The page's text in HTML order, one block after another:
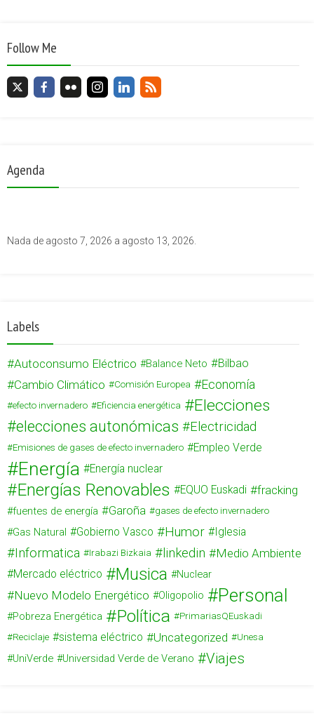
Follow Me
Agenda
Nada de agosto 7, 2026 a agosto 13, 2026.
Labels
Autoconsumo Eléctrico Balance Neto Bilbao
Cambio Climático Comisión Europea Economía
efecto invernadero Eficiencia energética Elecciones
elecciones autonómicas Electricidad
Emisiones de gases de efecto invernadero Empleo Verde
Energía Energía nuclear
Energías Renovables EQUO Euskadi fracking
fuentes de energía Garoña gases de efecto invernadero
Gas Natural Gobierno Vasco Humor Iglesia
Informatica Irabazi Bizkaia linkedin Medio Ambiente
Mercado eléctrico Musica Nuclear
Nuevo Modelo Energético Oligopolio Personal
Pobreza Energética Política
PrimariasQEuskadi
Reciclaje
sistema eléctrico Uncategorized Unesa
UniVerde Universidad Verde de Verano Viajes